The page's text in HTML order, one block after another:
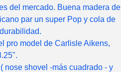
del mercado. Buena madera de
par un super Pop y cola de
pro model de Carlisle Aikens,
nose shovel -más cuadrado - y